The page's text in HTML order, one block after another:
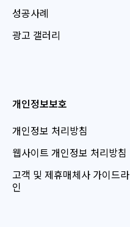
성공사례
광고 갤러리
개인정보보호
개인정보 처리방침
웹사이트 개인정보 처리방침
고객 및 제휴매체사 가이드라
인